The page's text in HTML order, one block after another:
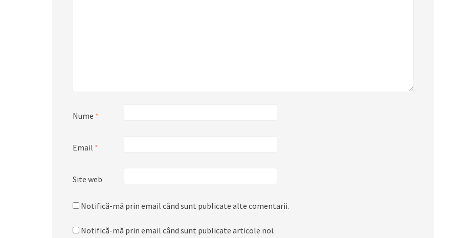
Nume *
Email *
Site web
Notifică-mă prin email când sunt publicate alte comentarii.
Notifică-mă prin email când sunt publicate articole noi.